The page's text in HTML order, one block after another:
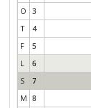
O 3
T
4
F
5
L
6
S
7
M 8